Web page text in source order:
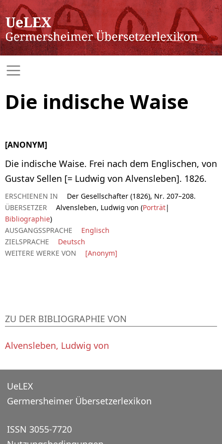
Die indische Waise
[ANONYM]
Die indische Waise. Frei nach dem Englischen, von
Gustav Sellen [= Ludwig von Alvensleben]. 1826.
ERSCHIENEN IN
Der Gesellschafter (1826), Nr. 207–208.
ÜBERSETZER
Alvensleben, Ludwig von (Porträt|
Bibliographie)
AUSGANGSSPRACHE
Englisch
ZIELSPRACHE
Deutsch
WEITERE WERKE VON
[Anonym]
ZU DER BIBLIOGRAPHIE VON
Alvensleben, Ludwig von
UeLEX
Germersheimer Übersetzerlexikon
ISSN 3055-7720